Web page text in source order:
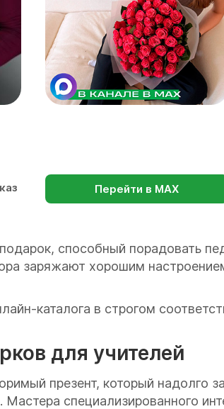
Перейти в МАХ
способный порадовать
заряжают хорошим
каталога в строгом
для учителей
презент, который надолго
специализированного